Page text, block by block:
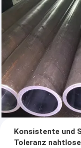
Konsistente und
Toleranz